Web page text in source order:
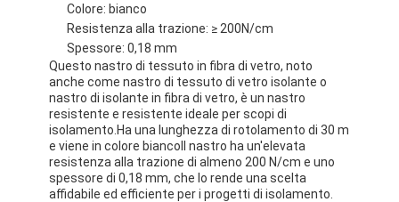
Casa
Prodotti
Circa noi
Giro della fabbrica
Controllo di qualità
Colore: bianco
Resistenza alla trazione: ≥ 200N/cm
Spessore: 0,18 mm
Questo nastro di tessuto in fibra di vetro, noto
anche come nastro di tessuto di vetro isolante o
nastro di isolante in fibra di vetro, è un nastro
resistente e resistente ideale per scopi di
isolamento.Ha una lunghezza di rotolamento di 30 m
e viene in colore biancoIl nastro ha un'elevata
resistenza alla trazione di almeno 200 N/cm e uno
spessore di 0,18 mm, che lo rende una scelta
affidabile ed efficiente per i progetti di isolamento.